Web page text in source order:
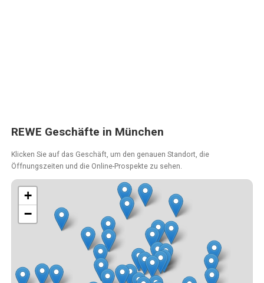
REWE Geschäfte in München
Klicken Sie auf das Geschäft, um den genauen Standort, die
Öffnungszeiten und die Online-Prospekte zu sehen.
+
−